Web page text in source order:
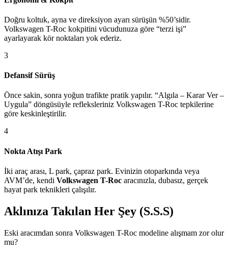
Doğru koltuk, ayna ve direksiyon ayarı sürüşün %50’sidir.
Volkswagen T-Roc kokpitini vücudunuza göre “terzi işi”
ayarlayarak kör noktaları yok ederiz.
3
Defansif Sürüş
Önce sakin, sonra yoğun trafikte pratik yapılır. “Algıla – Karar Ver –
Uygula” döngüsüyle refleksleriniz Volkswagen T-Roc tepkilerine
göre keskinleştirilir.
4
Nokta Atışı Park
İki araç arası, L park, çapraz park. Evinizin otoparkında veya
AVM’de, kendi Volkswagen T-Roc aracınızla, dubasız, gerçek
hayat park teknikleri çalışılır.
Aklınıza Takılan Her Şey (S.S.S)
Eski aracımdan sonra Volkswagen T-Roc modeline alışmam zor olur
mu?